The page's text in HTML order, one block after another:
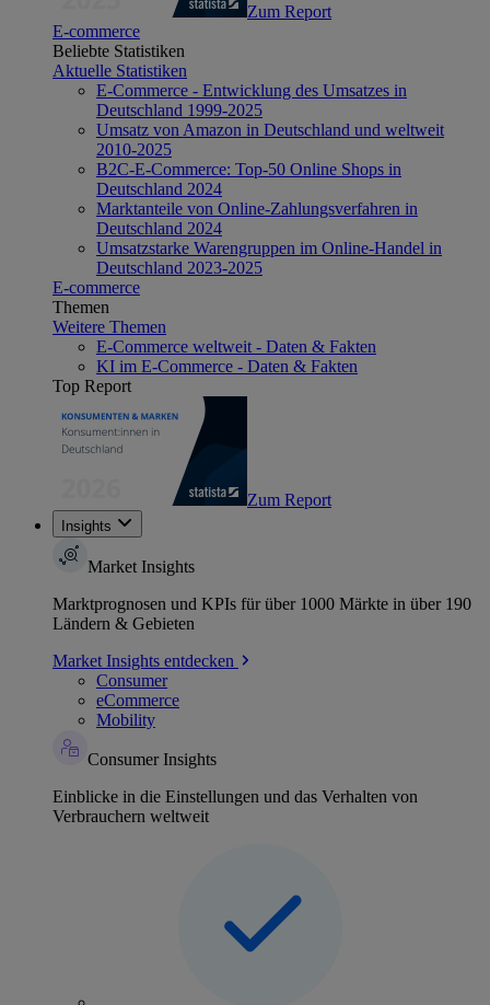
Zum Report
E-commerce
Beliebte Statistiken
Aktuelle Statistiken
E-Commerce - Entwicklung des Umsatzes in
Deutschland 1999-2025
Umsatz von Amazon in Deutschland und weltweit
2010-2025
B2C-E-Commerce: Top-50 Online Shops in
Deutschland 2024
Marktanteile von Online-Zahlungsverfahren in
Deutschland 2024
Umsatzstarke Warengruppen im Online-Handel in
Deutschland 2023-2025
E-commerce
Themen
Weitere Themen
E-Commerce weltweit - Daten & Fakten
KI im E-Commerce - Daten & Fakten
Top Report
Zum Report
Insights
Market Insights
Marktprognosen und KPIs für über 1000 Märkte in über 190
Ländern & Gebieten
Market Insights entdecken
Consumer
eCommerce
Mobility
Consumer Insights
Einblicke in die Einstellungen und das Verhalten von
Verbrauchern weltweit